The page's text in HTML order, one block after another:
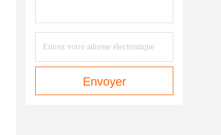
Envoyer